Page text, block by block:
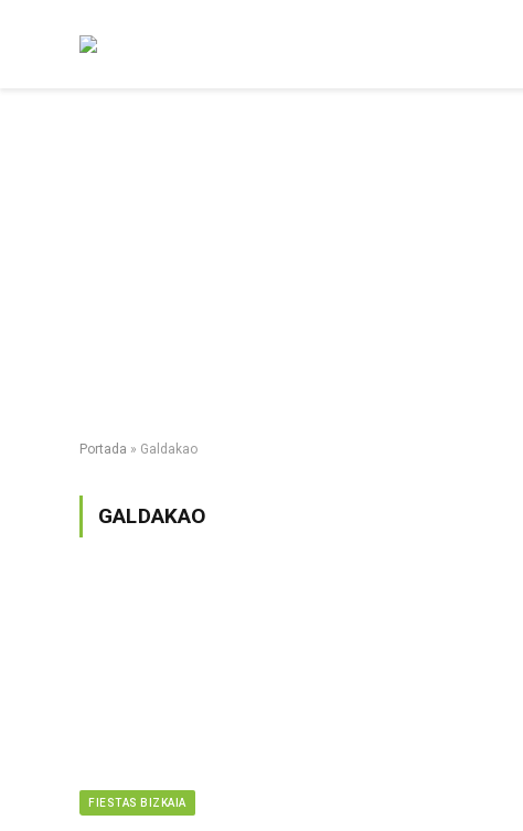
Portada » Galdakao
GALDAKAO
FIESTAS BIZKAIA